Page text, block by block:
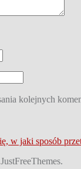
kolejnych
w jaki sposób